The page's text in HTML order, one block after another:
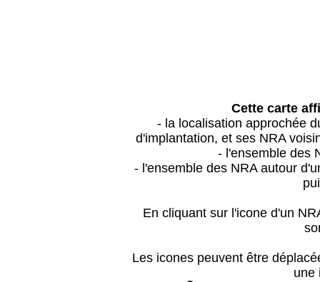
Cette carte
- la localisation approchée
d'implantation, et ses NRA
- l'ensemble des
- l'ensemble des NRA autour
En cliquant sur l'icone d'un
Les icones peuvent être
une